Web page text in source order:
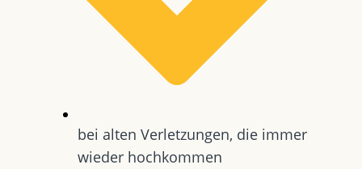
bei alten Verletzungen, die immer
wieder hochkommen